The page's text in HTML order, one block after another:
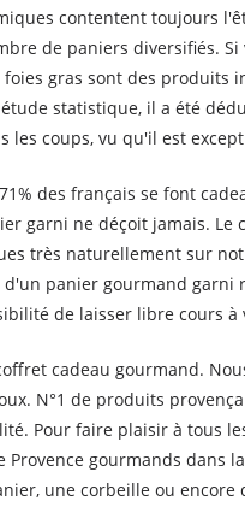
contentent toujours
de paniers diversifiés.
gras sont des
statistique, il a été
coups, vu qu'il est
des français se font
garni ne déçoit jamais.
très naturellement sur
panier gourmand
de laisser libre cours à
cadeau gourmand.
N°1 de produits
Pour faire plaisir à tous
gourmands
une corbeille ou